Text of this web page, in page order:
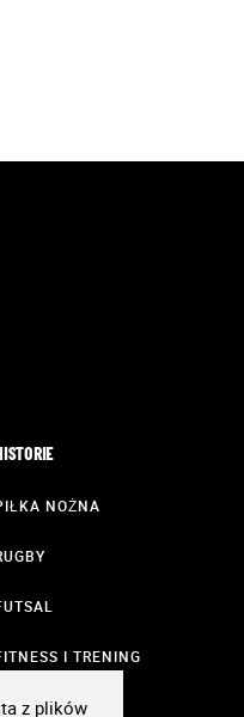
NOŻNA
I TRENING
z plików